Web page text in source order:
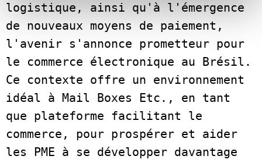
logistique, ainsi qu'à l'émergence
de nouveaux moyens de paiement,
l'avenir s'annonce prometteur pour
le commerce électronique au Brésil.
Ce contexte offre un environnement
idéal à Mail Boxes Etc., en tant
que plateforme facilitant le
commerce, pour prospérer et aider
les PME à se développer davantage